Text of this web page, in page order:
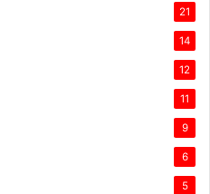
21
14
12
11
9
6
5